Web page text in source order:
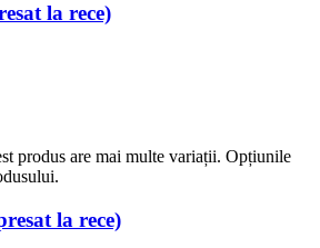
la rece)
produs are mai multe variații. Opțiunile
la rece)